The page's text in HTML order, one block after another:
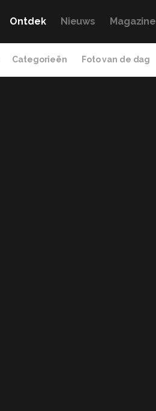
Ontdek Nieuws Magazine
Categorieën Foto van de dag